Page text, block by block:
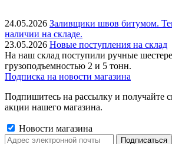
24.05.2026 Заливщики швов битумом.
наличии на складе.
23.05.2026 Новые поступления на склад
На наш склад поступили ручные
грузоподъемностью 2 и 5 тонн.
Подписка на новости магазина
Подпишитесь на рассылку и получайте
акции нашего магазина.
Новости магазина